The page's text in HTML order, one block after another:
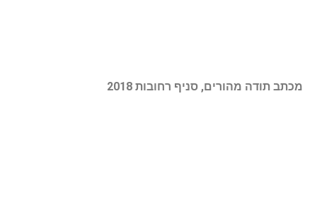
מכתב תודה מהורים, סניף רחובות 2018